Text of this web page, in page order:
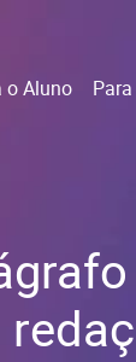
o Aluno